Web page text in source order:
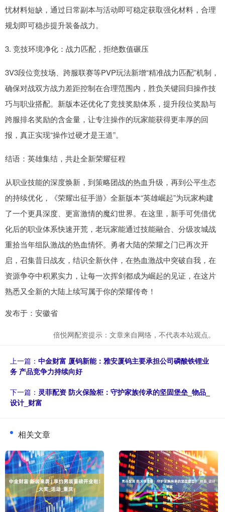
忧材料短缺，通过日常副本与活动即可稳定获取强化材料，合理
规划即可稳步提升装备战力。
3. 竞技环境净化：战力匹配，拒绝数值碾压
3V3段位竞技场、跨服联赛等PVP玩法新增“精准战力匹配”机制，
确保对战双方战力差距控制在合理范围内，胜负关键回归操作技
巧与职业搭配。新版本还优化了竞技奖励体系，提升段位奖励与
跨服排名奖励的含金量，让专注操作的玩家能获得更丰厚的回
报，真正实现“操作过硬才是王道”。
结语：英雄集结，共赴全新荣耀征程
从职业技能的深度焕新，到策略团战的热血升级，再到公平生态
的持续优化，《荣耀出征手游》全新版本“英雄崛起”为玩家构建
了一个更具深度、更富激情的魔幻世界。在这里，新手可凭借优
化后的职业体系快速开荒，老玩家能通过技能融合、分级攻城战
重拾当年组队激战的热血情怀。勇者大陆的荣耀之门已再次开
启，召集昔日战友，结识全新伙伴，在热血激战中突破自我，在
资源争夺中积累实力，让每一次挥剑都成为崛起的见证，在这片
熟悉又全新的大陆上续写属于你的荣耀传奇！
发布于：安徽省
倍悦网配资提示：文章来自网络，不代表本站观点。
上一篇： 中金财富 厦钨新能：雅安厦钨主要承担公司磷酸铁锂业
务 产品竞争力持续向好
下一篇： 灵菲配资 防火保险柜：守护家族传承的坚固堡垒​_物品_
设计_财富
相关文章